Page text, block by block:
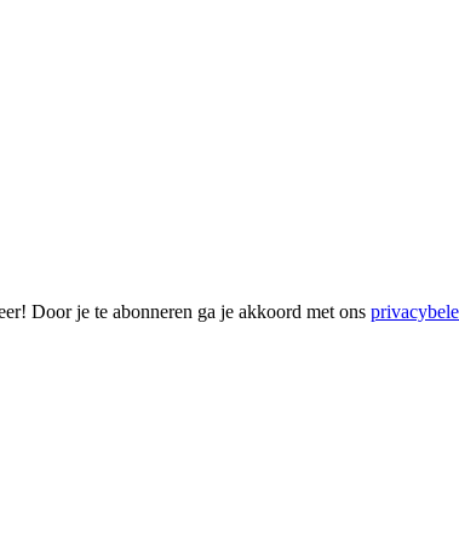
Door je te abonneren ga je akkoord met ons